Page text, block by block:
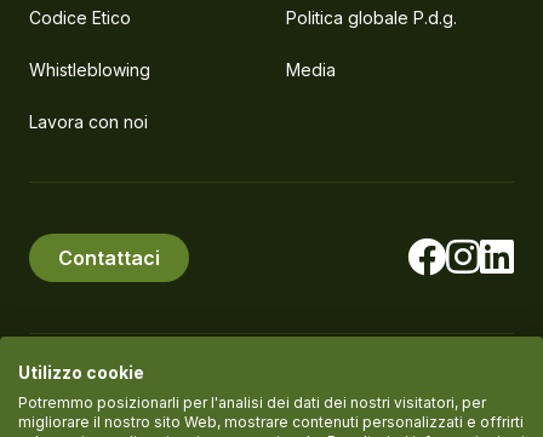
Codice Etico Politica globale P.d.g.
Whistleblowing Media
Lavora con noi
Contattaci
© PlanEat S.r.l. Società Benefit P.IVA IT11061420961
Utilizzo cookie
Potremmo posizionarli per l'analisi dei dati dei nostri visitatori, per
migliorare il nostro sito Web, mostrare contenuti personalizzati e offrirti